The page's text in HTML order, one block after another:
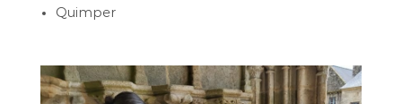
Quimper